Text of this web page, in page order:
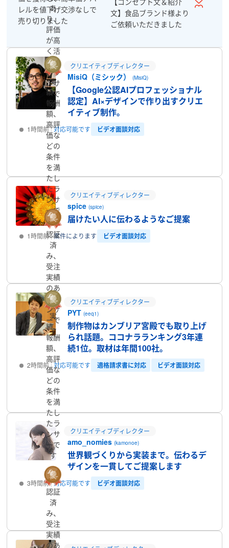
レルを値下げ交渉なしで
売り切りました
文】食品ブランド様より
ご依頼いただきました
あ
り、
評価
が高
く活
躍中
のラ
ンサ
ーで
す
クリエイティブディレクター
MisiQ（ミシック）(MisiQ)
【Google公認AIプロフェッショナル
認定】AI×デザインで作り出すクリエ
イティブ制作。
1時間前 対応可能です ビデオ面談対応
実
績、
報酬
額、
高評
価な
どの
条件
を満
たし
たラ
ンサ
ーで
す
クリエイティブディレクター
spice(spice)
届けたい人に伝わるようなご提案
1時間前 案件によります ビデオ面談対応
認証
済
み、
受注
実績
のあ
るラ
ンサ
ーで
す
クリエイティブディレクター
PYT(eeq1)
制作物はカンブリア宮殿でも取り上げ
られ話題。ココナラランキング3年連
続1位。取材は年間100社。
2時間前 対応可能です 適格請求書に対応 ビデオ面談対応
実
績、
報酬
額、
高評
価な
どの
条件
を満
たし
たラ
ンサ
ーで
す
クリエイティブディレクター
amo_nomies(kamonoe)
世界観づくりから実装まで。伝わるデ
ザインを一貫してご提案します
3時間前 対応可能です ビデオ面談対応
認証
済
み、
受注
実績
のあ